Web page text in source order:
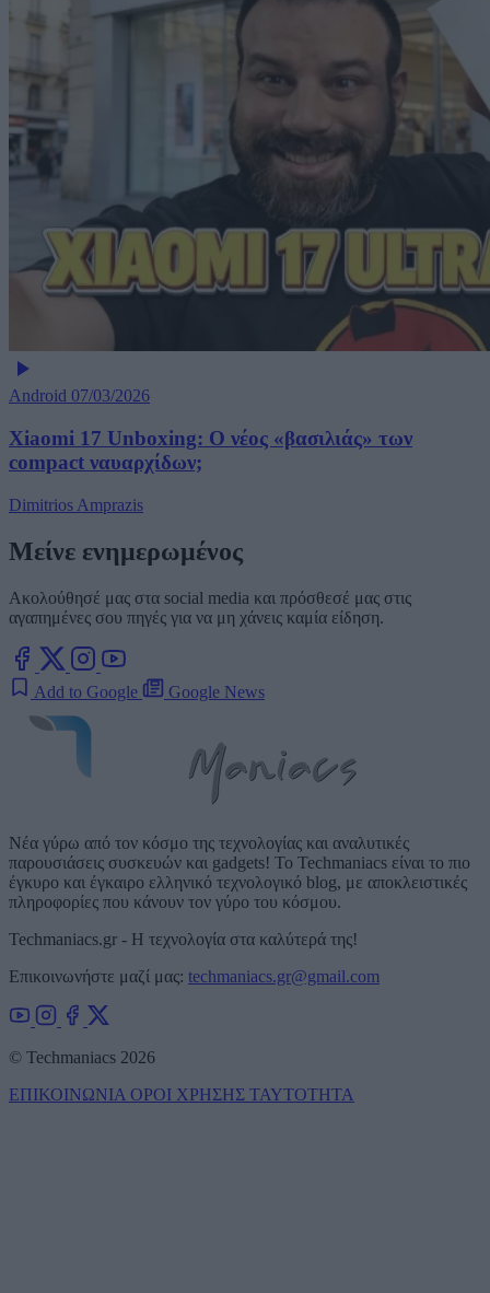
Android 07/03/2026
Xiaomi 17 Unboxing: Ο νέος «βασιλιάς» των
compact ναυαρχίδων;
Dimitrios Amprazis
Μείνε ενημερωμένος
Ακολούθησέ μας στα social media και πρόσθεσέ μας στις
αγαπημένες σου πηγές για να μη χάνεις καμία είδηση.
Add to Google Google News
Νέα γύρω από τον κόσμο της τεχνολογίας και αναλυτικές
παρουσιάσεις συσκευών και gadgets! Το Techmaniacs είναι το πιο
έγκυρο και έγκαιρο ελληνικό τεχνολογικό blog, με αποκλειστικές
πληροφορίες που κάνουν τον γύρο του κόσμου.
Techmaniacs.gr - Η τεχνολογία στα καλύτερά της!
Επικοινωνήστε μαζί μας: techmaniacs.gr@gmail.com
© Techmaniacs 2026
ΕΠΙΚΟΙΝΩΝΙΑ ΟΡΟΙ ΧΡΗΣΗΣ ΤΑΥΤΟΤΗΤΑ